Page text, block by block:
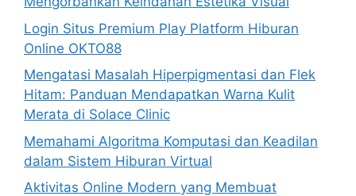
Login Situs Premium Play Platform Hiburan
Online OKTO88
Mengatasi Masalah Hiperpigmentasi dan Flek
Hitam: Panduan Mendapatkan Warna Kulit
Merata di Solace Clinic
Memahami Algoritma Komputasi dan Keadilan
dalam Sistem Hiburan Virtual
Aktivitas Online Modern yang Membuat